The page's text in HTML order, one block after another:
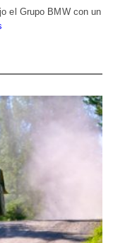
el Grupo BMW con un